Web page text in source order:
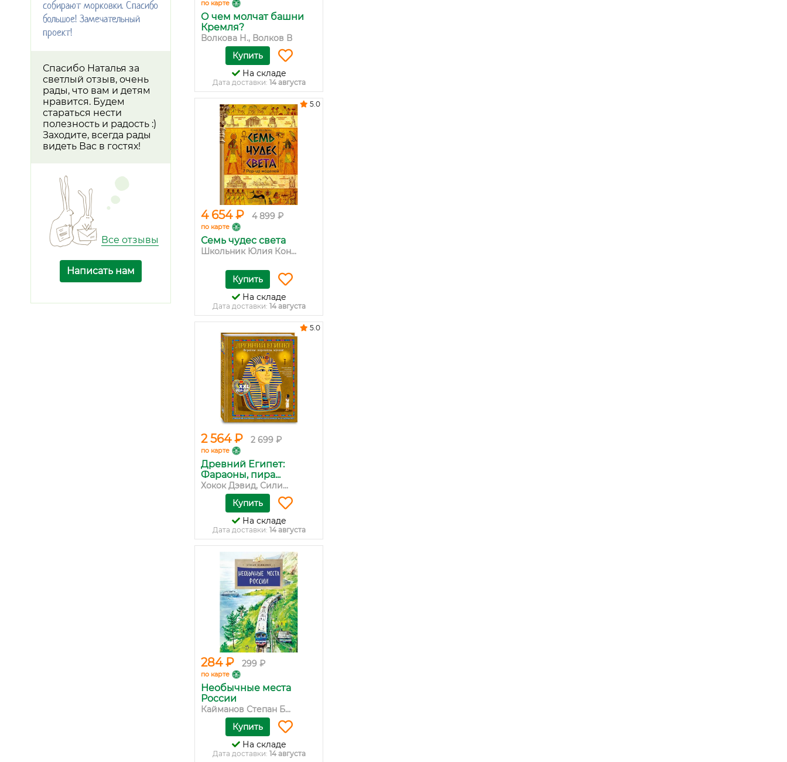
собирают морковки. Спасибо
большое! Замечательный
проект!
Спасибо Наталья за
светлый отзыв, очень
рады, что вам и детям
нравится. Будем
стараться нести
полезность и радость :)
Заходите, всегда рады
видеть Вас в гостях!
Все отзывы
Написать нам
по карте
О чем молчат башни
Кремля?
Волкова Н., Волков В
Купить
На складе
Дата доставки: 14 августа
4 654 ₽ 4 899 ₽
по карте
Семь чудес света
Школьник Юлия Кон...
5.0
Купить
На складе
Дата доставки: 14 августа
2 564 ₽ 2 699 ₽
по карте
Древний Египет:
Фараоны, пира...
Хокок Дэвид, Сили...
5.0
Купить
На складе
Дата доставки: 14 августа
284 ₽ 299 ₽
по карте
Необычные места
России
Кайманов Степан Б...
Купить
На складе
Дата доставки: 14 августа